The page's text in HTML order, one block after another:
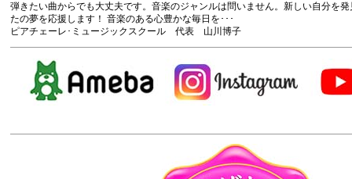
弾きたい曲からでも大丈夫です。音楽のジャンルは問いません。新しい自分を
たの夢を応援します！ 音楽のある心豊かな毎日を･･･
ピアチェーレ･ミュージックスクール 代表 山川博子